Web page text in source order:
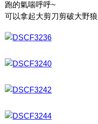
跑的氣喘呼呼~
可以拿起大剪刀剪破大野